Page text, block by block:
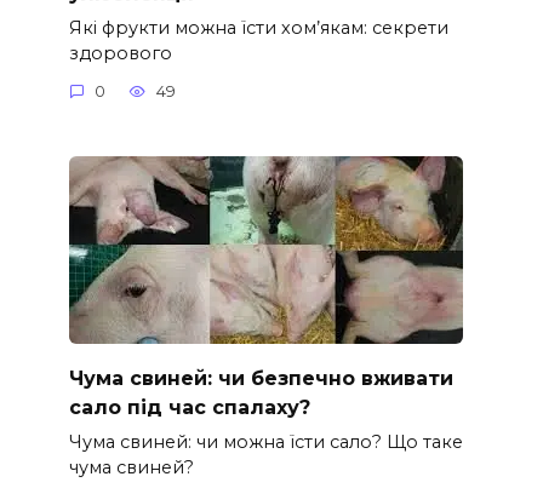
Які фрукти можна їсти хом’якам: секрети
здорового
0 49
Чума свиней: чи безпечно вживати
сало під час спалаху?
Чума свиней: чи можна їсти сало? Що таке
чума свиней?